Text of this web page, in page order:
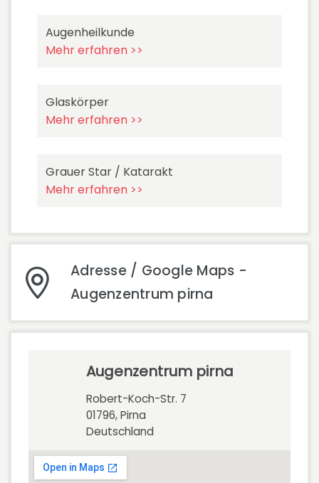
Augenheilkunde
Mehr erfahren >>
Glaskörper
Mehr erfahren >>
Grauer Star / Katarakt
Mehr erfahren >>
Adresse / Google Maps -
Augenzentrum pirna
Augenzentrum pirna
Robert-Koch-Str. 7
01796, Pirna
Deutschland